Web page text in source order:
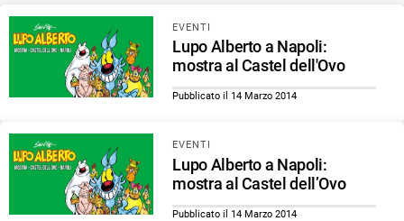
EVENTI
Lupo Alberto a Napoli:
mostra al Castel dell'Ovo
Pubblicato il 14 Marzo 2014
EVENTI
Lupo Alberto a Napoli:
mostra al Castel dell’Ovo
Pubblicato il 14 Marzo 2014